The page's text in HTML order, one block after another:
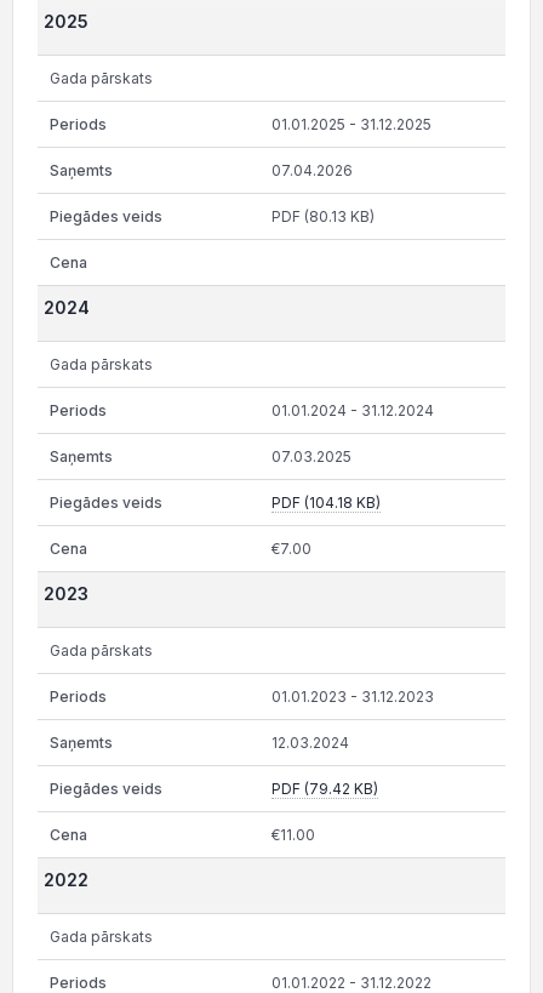
2025
Gada pārskats
01.01.2025 - 31.12.2025
07.04.2026
PDF (80.13 KB)
2024
Gada pārskats
01.01.2024 - 31.12.2024
07.03.2025
PDF (104.18 KB)
€7.00
2023
Gada pārskats
01.01.2023 - 31.12.2023
12.03.2024
PDF (79.42 KB)
€11.00
2022
Gada pārskats
01.01.2022 - 31.12.2022